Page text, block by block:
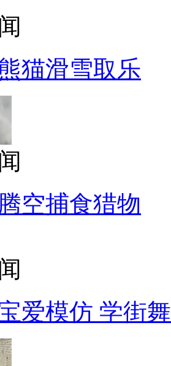
猫滑雪取乐
空捕食猎物
爱模仿 学街